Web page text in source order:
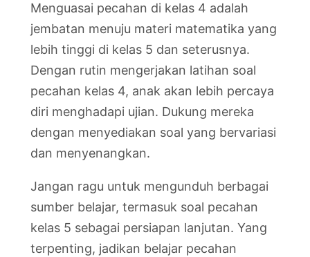
Menguasai pecahan di kelas 4 adalah
jembatan menuju materi matematika yang
lebih tinggi di kelas 5 dan seterusnya.
Dengan rutin mengerjakan latihan soal
pecahan kelas 4, anak akan lebih percaya
diri menghadapi ujian. Dukung mereka
dengan menyediakan soal yang bervariasi
dan menyenangkan.
Jangan ragu untuk mengunduh berbagai
sumber belajar, termasuk soal pecahan
kelas 5 sebagai persiapan lanjutan. Yang
terpenting, jadikan belajar pecahan